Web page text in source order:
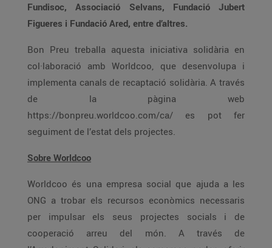
Fundisoc, Associació Selvans, Fundació Jubert
Figueres i Fundació Ared, entre d’altres.
Bon Preu treballa aquesta iniciativa solidària en
col·laboració amb Worldcoo, que desenvolupa i
implementa canals de recaptació solidària. A través
de la pàgina web
https://bonpreu.worldcoo.com/ca/ es pot fer
seguiment de l’estat dels projectes.
Sobre Worldcoo
Worldcoo és una empresa social que ajuda a les
ONG a trobar els recursos econòmics necessaris
per impulsar els seus projectes socials i de
cooperació arreu del món. A través de